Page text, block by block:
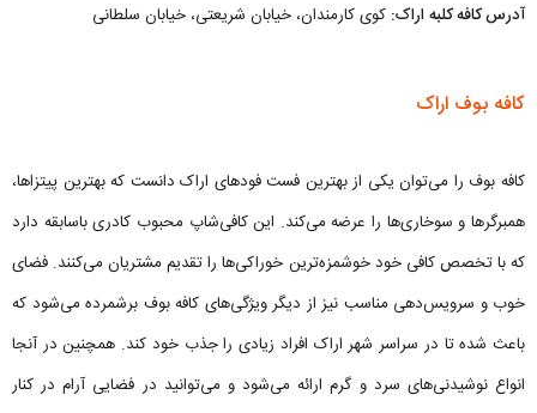
آدرس کافه کلبه اراک: کوی کارمندان، خیابان شریعتی، خیابان سلطانی
کافه بوف اراک
کافه بوف را می‌توان یکی از بهترین فست فودهای اراک دانست که بهترین پیتزاها،
همبرگرها و سوخاری‌ها را عرضه می‌کند. این کافی‌شاپ محبوب کادری باسابقه دارد
که با تخصص کافی خود خوشمزه‌ترین خوراکی‌ها را تقدیم مشتریان می‌کنند. فضای
خوب و سرویس‌دهی مناسب نیز از دیگر ویژگی‌های کافه بوف برشمرده می‌شود که
باعث شده تا در سراسر شهر اراک افراد زیادی را جذب خود کند. همچنین در آنجا
انواع نوشیدنی‌های سرد و گرم ارائه می‌شود و می‌توانید در فضایی آرام در کنار